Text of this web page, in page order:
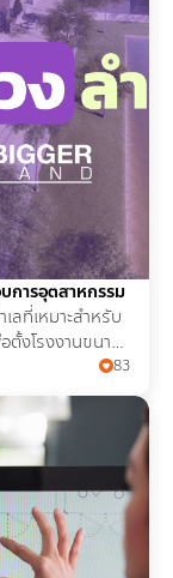
การอุตสาหกรรม
ลที่เหมาะสำหรับ
ตั้งโรงงานขนาด
83